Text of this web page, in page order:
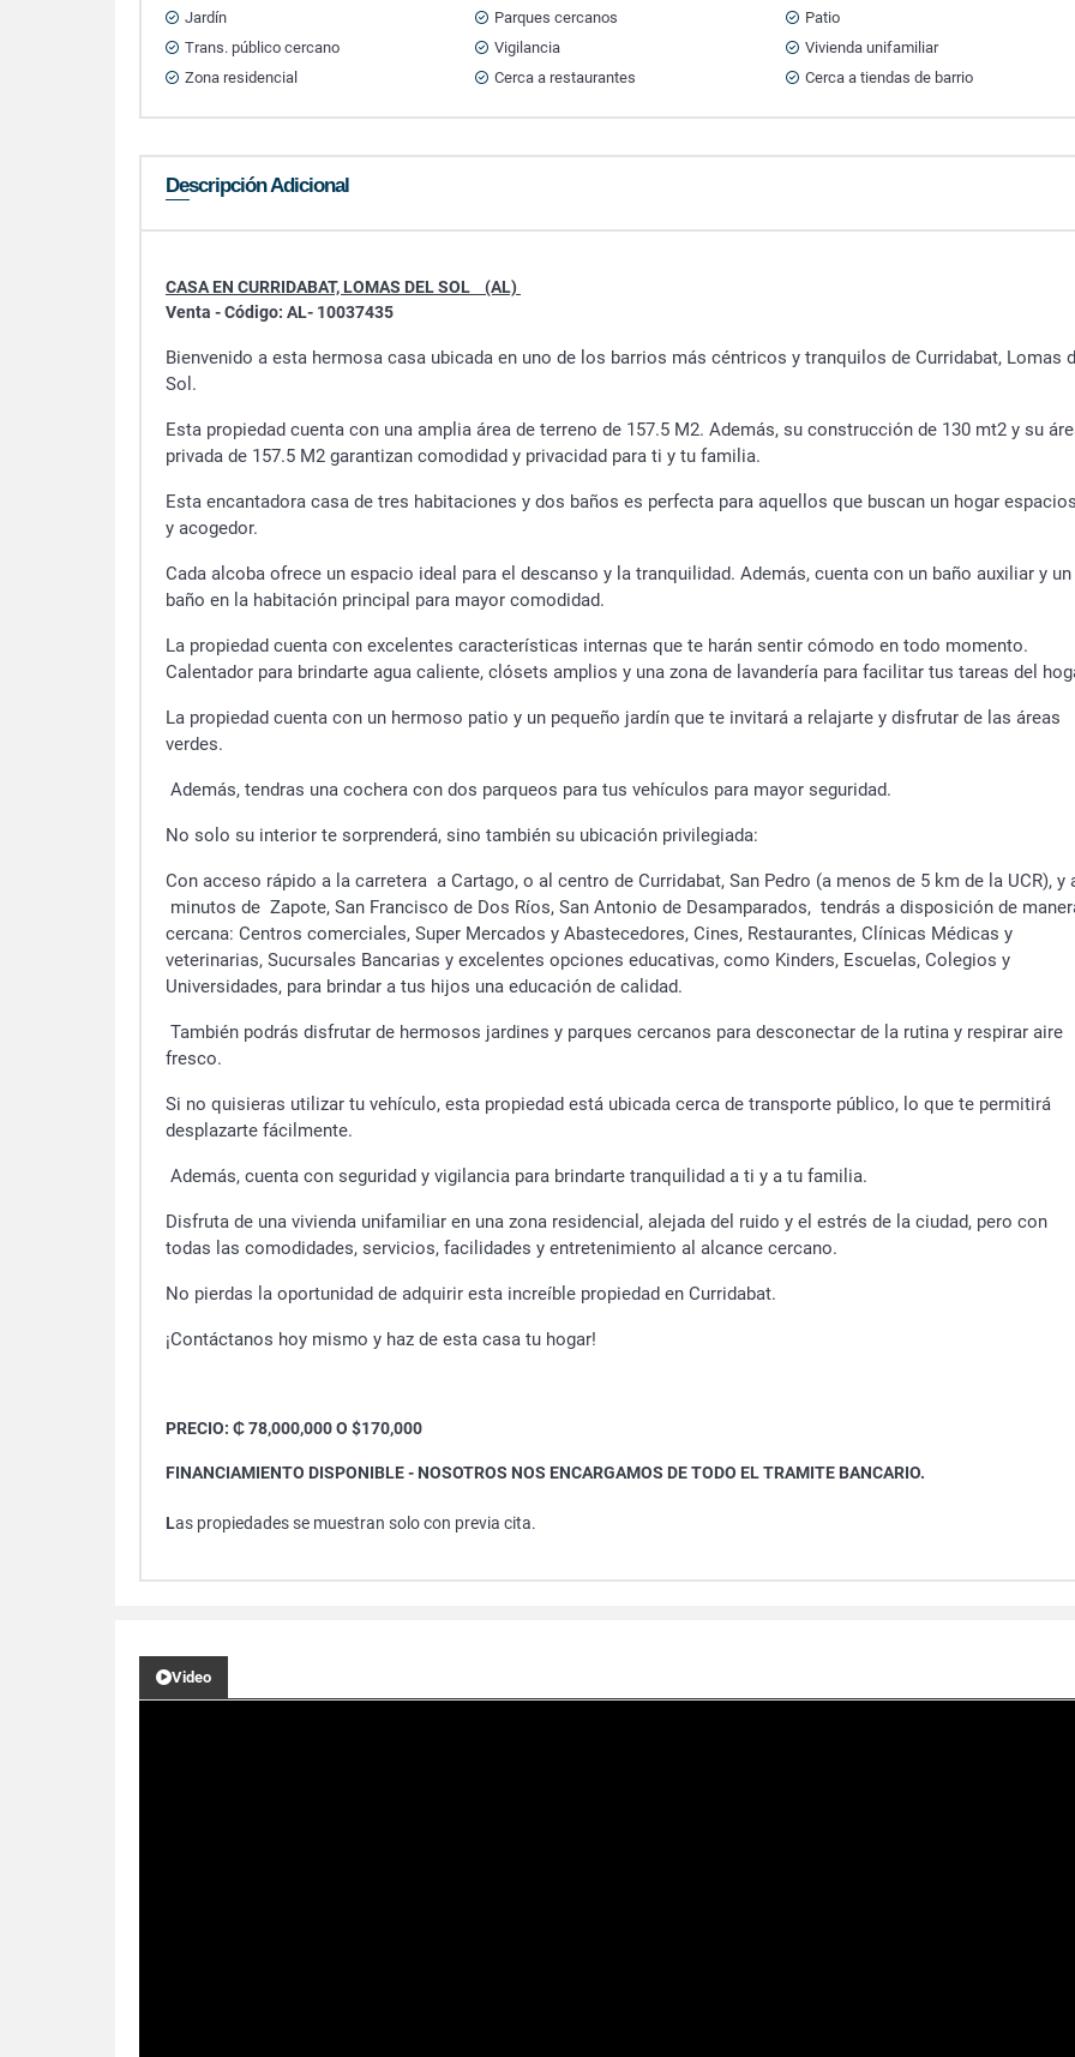
Jardín
Parques cercanos
Patio
Trans. público cercano
Vigilancia
Vivienda unifamiliar
Zona residencial
Cerca a restaurantes Cerca a tiendas de barrio
Descripción Adicional
CASA EN CURRIDABAT, LOMAS DEL SOL (AL)
Venta - Código: AL- 10037435
Bienvenido a esta hermosa casa ubicada en uno de los barrios más céntricos y tranquilos de Curridabat, Lomas
Sol.
Esta propiedad cuenta con una amplia área de terreno de 157.5 M2. Además, su construcción de 130 mt2 y su
privada de 157.5 M2 garantizan comodidad y privacidad para ti y tu familia.
Esta encantadora casa de tres habitaciones y dos baños es perfecta para aquellos que buscan un hogar
y acogedor.
Cada alcoba ofrece un espacio ideal para el descanso y la tranquilidad. Además, cuenta con un baño auxiliar y un
baño en la habitación principal para mayor comodidad.
La propiedad cuenta con excelentes características internas que te harán sentir cómodo en todo momento.
Calentador para brindarte agua caliente, clósets amplios y una zona de lavandería para facilitar tus tareas del
La propiedad cuenta con un hermoso patio y un pequeño jardín que te invitará a relajarte y disfrutar de las áreas
verdes.
Además, tendras una cochera con dos parqueos para tus vehículos para mayor seguridad.
No solo su interior te sorprenderá, sino también su ubicación privilegiada:
Con acceso rápido a la carretera a Cartago, o al centro de Curridabat, San Pedro (a menos de 5 km de la UCR), y
minutos de Zapote, San Francisco de Dos Ríos, San Antonio de Desamparados, tendrás a disposición de
cercana: Centros comerciales, Super Mercados y Abastecedores, Cines, Restaurantes, Clínicas Médicas y
veterinarias, Sucursales Bancarias y excelentes opciones educativas, como Kinders, Escuelas, Colegios y
Universidades, para brindar a tus hijos una educación de calidad.
También podrás disfrutar de hermosos jardines y parques cercanos para desconectar de la rutina y respirar aire
fresco.
Si no quisieras utilizar tu vehículo, esta propiedad está ubicada cerca de transporte público, lo que te permitirá
desplazarte fácilmente.
Además, cuenta con seguridad y vigilancia para brindarte tranquilidad a ti y a tu familia.
Disfruta de una vivienda unifamiliar en una zona residencial, alejada del ruido y el estrés de la ciudad, pero con
todas las comodidades, servicios, facilidades y entretenimiento al alcance cercano.
No pierdas la oportunidad de adquirir esta increíble propiedad en Curridabat.
¡Contáctanos hoy mismo y haz de esta casa tu hogar!
PRECIO: ₵ 78,000,000 O $170,000
FINANCIAMIENTO DISPONIBLE - NOSOTROS NOS ENCARGAMOS DE TODO EL TRAMITE BANCARIO.
Las propiedades se muestran solo con previa cita.
Video